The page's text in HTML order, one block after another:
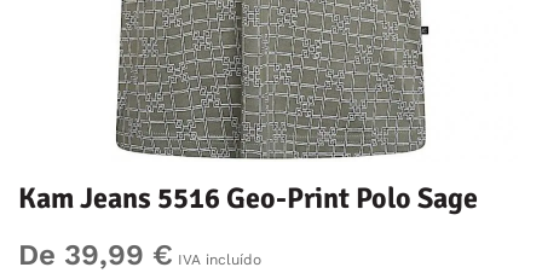
Kam Jeans 5516 Geo-Print Polo Sage
De 39,99 € IVA incluído